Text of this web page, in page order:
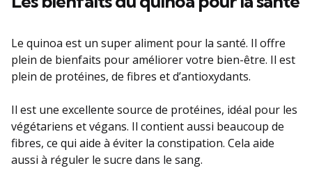
Le quinoa est un super aliment pour la santé. Il offre
plein de bienfaits pour améliorer votre bien-être. Il est
plein de protéines, de fibres et d’antioxydants.
Il est une excellente source de protéines, idéal pour les
végétariens et végans. Il contient aussi beaucoup de
fibres, ce qui aide à éviter la constipation. Cela aide
aussi à réguler le sucre dans le sang.